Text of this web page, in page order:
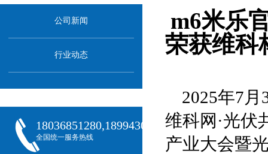
公司新闻
行业动态
18036851280,18994301288,18068407382
全国统一服务热线
m6米乐
荣获维科
2025年7
维科网·光伏
产业大会暨